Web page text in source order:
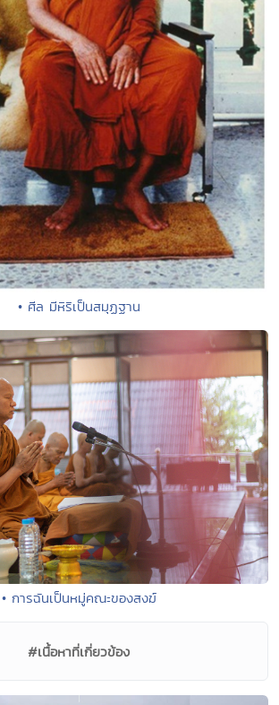
• ศีล มีหิริเป็นสมุฏฐาน
• การฉันเป็นหมู่คณะของสงฆ์
#เนื้อหาที่เกี่ยวข้อง